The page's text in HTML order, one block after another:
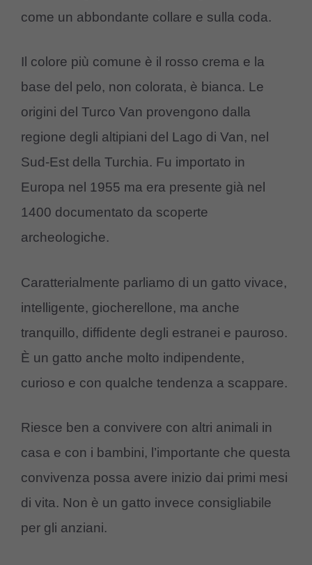
come un abbondante collare e sulla coda.
Il colore più comune è il rosso crema e la
base del pelo, non colorata, è bianca. Le
origini del Turco Van provengono dalla
regione degli altipiani del Lago di Van, nel
Sud-Est della Turchia. Fu importato in
Europa nel 1955 ma era presente già nel
1400 documentato da scoperte
archeologiche.
Caratterialmente parliamo di un gatto vivace,
intelligente, giocherellone, ma anche
tranquillo, diffidente degli estranei e pauroso.
È un gatto anche molto indipendente,
curioso e con qualche tendenza a scappare.
Riesce ben a convivere con altri animali in
casa e con i bambini, l’importante che questa
convivenza possa avere inizio dai primi mesi
di vita. Non è un gatto invece consigliabile
per gli anziani.